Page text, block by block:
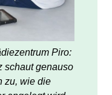
Piro:
schaut genauso
zu, wie die